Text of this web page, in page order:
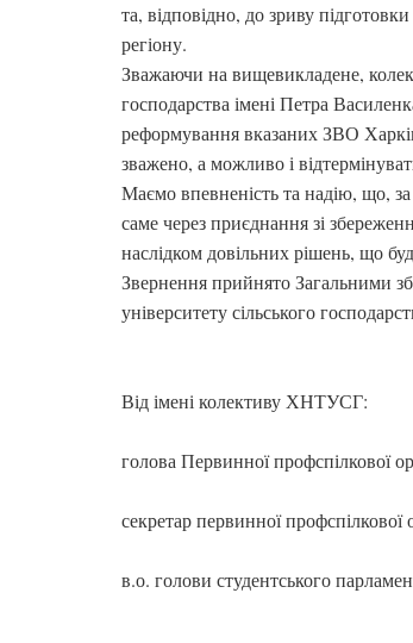
та, відповідно, до зриву
регіону.
Зважаючи на вищевикладене,
господарства імені Петра
реформування вказаних ЗВО
зважено, а можливо і
Маємо впевненість та надію, що,
саме через приєднання зі
наслідком довільних рішень, що
Звернення прийнято Загальними
університету сільського
Від імені колективу ХНТУСГ:
голова Первинної профспілкової
секретар первинної профспілкової
в.о. голови студентського